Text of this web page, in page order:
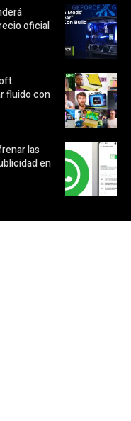
oficial
fluido con
las
en